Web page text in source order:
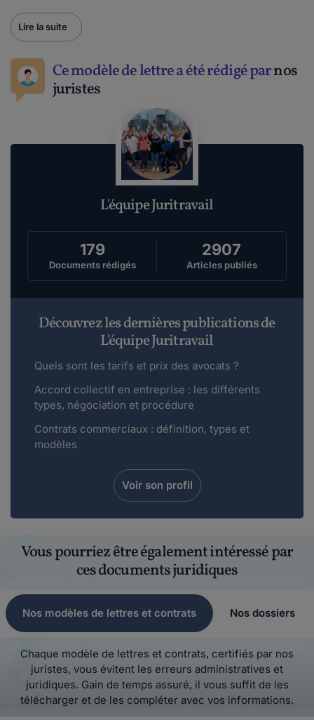
Lire la suite
Ce modèle de lettre a été rédigé parnos
juristes
L'équipe Juritravail
179
Documents rédigés
2907
Articles publiés
Découvrez les dernières publications de
L'équipe Juritravail
Quels sont les tarifs et prix des avocats ?
Accord collectif en entreprise : les différents
types, négociation et procédure
Contrats commerciaux : définition, types et
modèles
Voir son profil
Vous pourriez être également intéressé par
ces documents juridiques
Nos modèles de lettres et contrats Nos dossiers
Chaque modèle de lettres et contrats, certifiés par nos
juristes, vous évitent les erreurs administratives et
juridiques. Gain de temps assuré, il vous suffit de les
télécharger et de les compléter avec vos informations.